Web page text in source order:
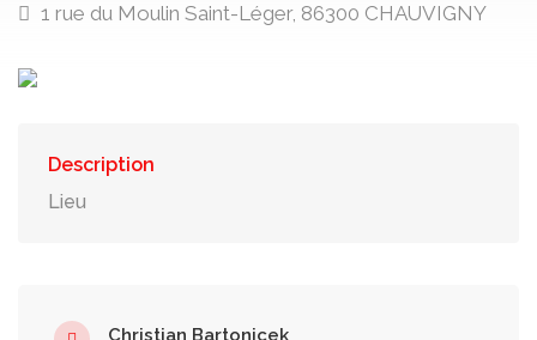
1 rue du Moulin Saint-Léger, 86300 CHAUVIGNY
Description
Lieu
Christian Bartonicek